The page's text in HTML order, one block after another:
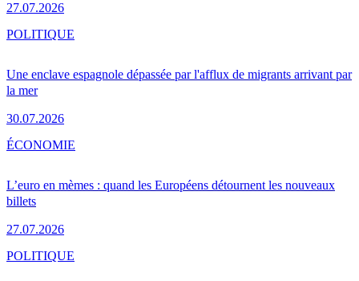
27.07.2026
Une enclave espagnole dépassée par l'afflux de migrants arrivant par
la mer
30.07.2026
POLITIQUE
L’euro en mèmes : quand les Européens détournent les nouveaux
billets
27.07.2026
ÉCONOMIE
POLITIQUE